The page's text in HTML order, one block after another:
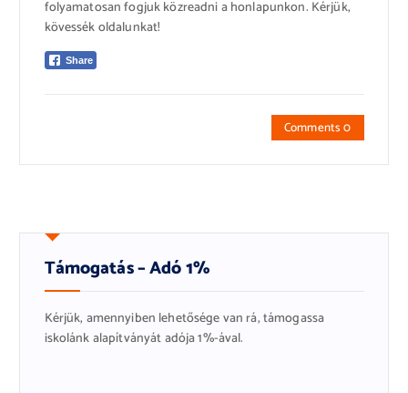
folyamatosan fogjuk közreadni a honlapunkon. Kérjük,
kövessék oldalunkat!
Share
Comments 0
Támogatás – Adó 1%
Kérjük, amennyiben lehetősége van rá, támogassa
iskolánk alapítványát adója 1%-ával.